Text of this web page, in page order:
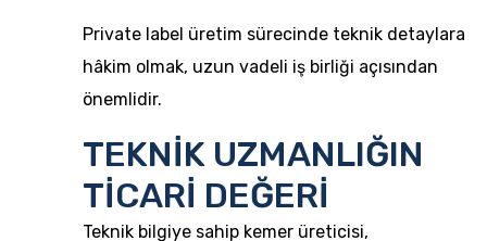
Private label üretim sürecinde teknik detaylara
hâkim olmak, uzun vadeli iş birliği açısından
önemlidir.
TEKNİK UZMANLIĞIN
TİCARİ DEĞERİ
Teknik bilgiye sahip kemer üreticisi,